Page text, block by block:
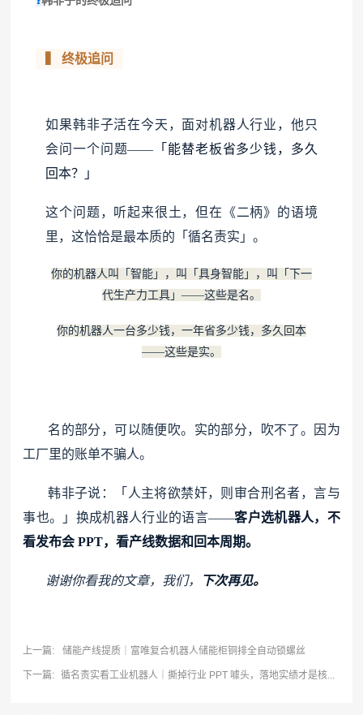
▍ 终极追问
如果韩非子活在今天，面对机器人行业，他只
会问一个问题—— 「能替老板省多少钱，多久
回本？」
这个问题，听起来很土，但在《二柄》的语境
里，这恰恰是最本质的「循名责实」。
你的机器人叫「智能」，叫「具身智能」，叫「下一
代生产力工具」——这些是名。
你的机器人一台多少钱，一年省多少钱，多久回本
——这些是实。
名的部分 ，可以随便吹。实的部分，吹不了。因为
工厂里的账单不骗人。
韩非子说：「人主将欲禁奸，则审合刑名者，言与
事也。」换成机器人行业的语言——客户选机器人，不
看发布会 PPT，看产线数据和回本周期。
谢谢你看我的文章，我们， 下次再见。
上一篇: 储能产线提质｜富唯复合机器人储能柜铜排全自动锁螺丝
下一篇: 循名责实看工业机器人｜撕掉行业 PPT 噱头，落地实绩才是核...